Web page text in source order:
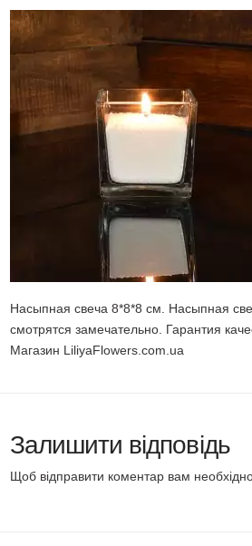
Насыпная свеча 8*8*8 см. Насыпная
смотрятся замечательно. Гарантия
Магазин LiliyaFlowers.com.ua
Залишити відповідь
Щоб відправити коментар вам